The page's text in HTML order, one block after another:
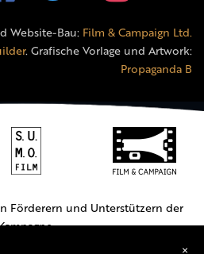
Website-Bau: Film & Campaign Ltd.
. Grafische Vorlage und Artwork:
Propaganda B
Förderern und Unterstützern der
×